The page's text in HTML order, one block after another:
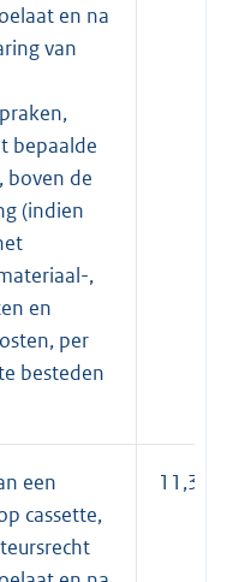
en na
van
bepaalde
boven de
(indien
,
en
per
besteden
een
cassette,
11,30